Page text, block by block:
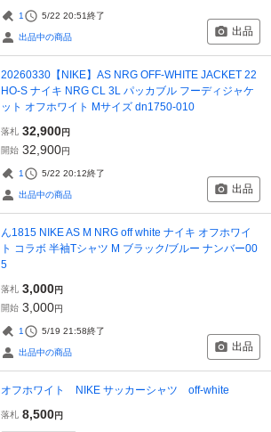
1 5/22 20:51終了
出品中の商品 出品
20260330【NIKE】AS NRG OFF-WHITE JACKET 22
HO-S ナイキ NRG CL 3L パッカブル フーディジャケ
ット オフホワイト Mサイズ dn1750-010
落札 32,900円
開始 32,900円
1 5/22 20:12終了
出品中の商品 出品
ん1815 NIKE AS M NRG off white ナイキ オフホワイ
ト コラボ 半袖Tシャツ M ブラック/ブルー ナンバー00
5
落札 3,000円
開始 3,000円
1 5/19 21:58終了
出品中の商品 出品
オフホワイト NIKE サッカーシャツ off-white
落札 8,500円